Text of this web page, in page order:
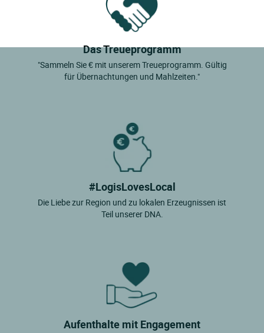
Das Treueprogramm
"Sammeln Sie € mit unserem Treueprogramm. Gültig
für Übernachtungen und Mahlzeiten."
#LogisLovesLocal
Die Liebe zur Region und zu lokalen Erzeugnissen ist
Teil unserer DNA.
Aufenthalte mit Engagement